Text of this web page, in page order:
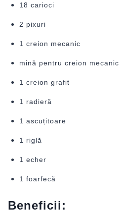
18 carioci
2 pixuri
1 creion mecanic
mină pentru creion mecanic
1 creion grafit
1 radieră
1 ascuțitoare
1 riglă
1 echer
1 foarfecă
Beneficii: